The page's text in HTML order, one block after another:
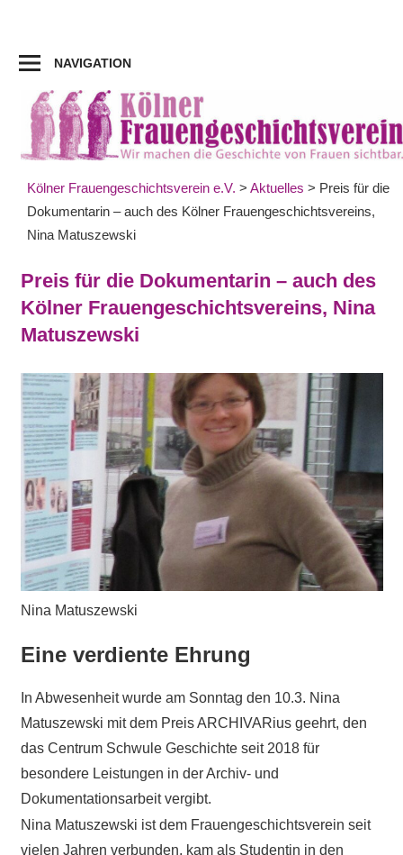
springen
NAVIGATION
Kölner Frauengeschichtsverein e.V. > Aktuelles > Preis für die
Dokumentarin – auch des Kölner Frauengeschichtsvereins,
Nina Matuszewski
Preis für die Dokumentarin – auch des
Kölner Frauengeschichtsvereins, Nina
Matuszewski
Nina Matuszewski
Eine verdiente Ehrung
In Abwesenheit wurde am Sonntag den 10.3. Nina
Matuszewski mit dem Preis ARCHIVARius geehrt, den
das Centrum Schwule Geschichte seit 2018 für
besondere Leistungen in der Archiv- und
Dokumentationsarbeit vergibt.
Nina Matuszewski ist dem Frauengeschichtsverein seit
vielen Jahren verbunden, kam als Studentin in den